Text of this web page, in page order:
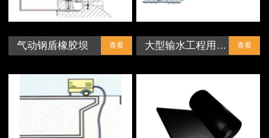
气动钢盾橡胶坝 查看 大型输水工程用… 查看